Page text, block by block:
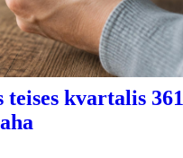
kvartalis 361